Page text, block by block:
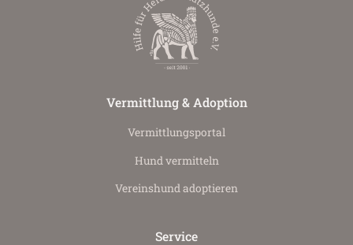
Vermittlung & Adoption
Vermittlungs­portal
Hund vermitteln
Vereinshund adoptieren
Service